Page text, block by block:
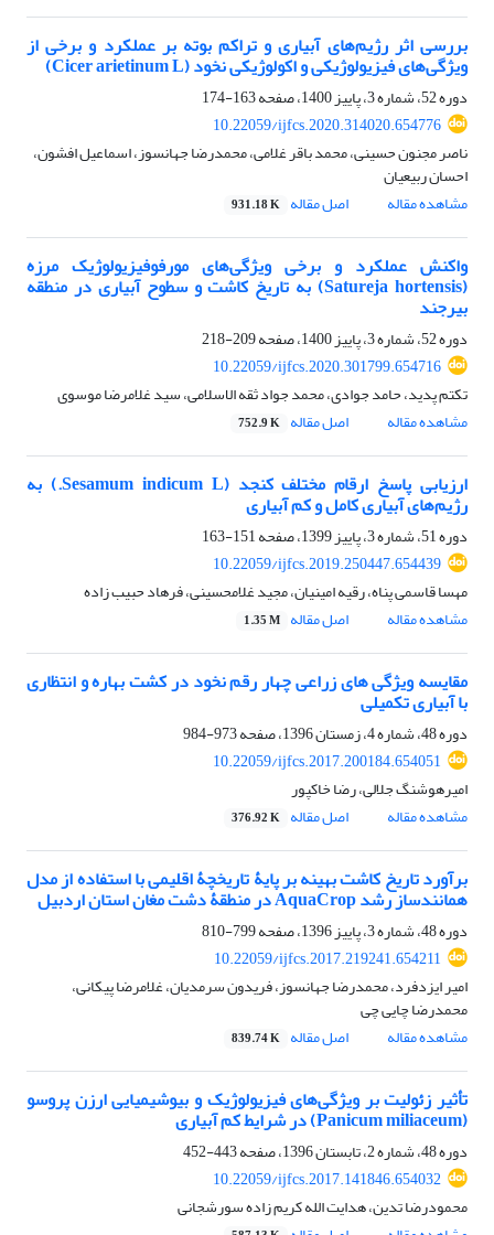
بررسی اثر رژیم‌های آبیاری و تراکم بوته بر عملکرد و برخی از
ویژگی‌های فیزیولوژیکی و اکولوژیکی نخود (Cicer arietinum L)
دوره 52، شماره 3، پاییز 1400، صفحه
163-174
10.22059/ijfcs.2020.314020.654776
ناصر مجنون حسینی، محمد باقر غلامی، محمدرضا جهانسوز، اسماعیل افشون،
احسان ربیعیان
مشاهده مقاله
اصل مقاله 931.18 K
واکنش عملکرد و برخی ویژگی‌های مورفوفیزیولوژیک مرزه
(Satureja hortensis) به تاریخ کاشت و سطوح آبیاری در منطقه
بیرجند
دوره 52، شماره 3، پاییز 1400، صفحه
209-218
10.22059/ijfcs.2020.301799.654716
تکتم پدید، حامد جوادی، محمد جواد ثقه الاسلامی، سید غلامرضا موسوی
مشاهده مقاله
اصل مقاله 752.9 K
ارزیابی پاسخ ارقام مختلف کنجد (Sesamum indicum L.) به
رژیم‌های آبیاری کامل و کم آبیاری
دوره 51، شماره 3، پاییز 1399، صفحه
151-163
10.22059/ijfcs.2019.250447.654439
مهسا قاسمی پناه، رقیه امینیان، مجید غلامحسینی، فرهاد حبیب زاده
مشاهده مقاله
اصل مقاله 1.35 M
مقایسه ویژگی های زراعی چهار رقم نخود در کشت بهاره و انتظاری
با آبیاری تکمیلی
دوره 48، شماره 4، زمستان 1396، صفحه
973-984
10.22059/ijfcs.2017.200184.654051
امیرهوشنگ جلالی، رضا خاکپور
مشاهده مقاله
اصل مقاله 376.92 K
برآورد تاریخ کاشت بهینه بر پایۀ تاریخچۀ اقلیمی با استفاده از مدل
همانندساز رشد AquaCrop در منطقۀ دشت مغان استان اردبیل
دوره 48، شماره 3، پاییز 1396، صفحه
799-810
10.22059/ijfcs.2017.219241.654211
امیر ایزدفرد، محمدرضا جهانسوز، فریدون سرمدیان، غلامرضا پیکانی،
محمدرضا چایی چی
مشاهده مقاله
اصل مقاله 839.74 K
تأثیر زئولیت بر ویژگی‌های فیزیولوژیک و بیوشیمیایی ارزن پروسو
(Panicum miliaceum) در شرایط کم آبیاری
دوره 48، شماره 2، تابستان 1396، صفحه
443-452
10.22059/ijfcs.2017.141846.654032
محمودرضا تدین، هدایت الله کریم زاده سورشجانی